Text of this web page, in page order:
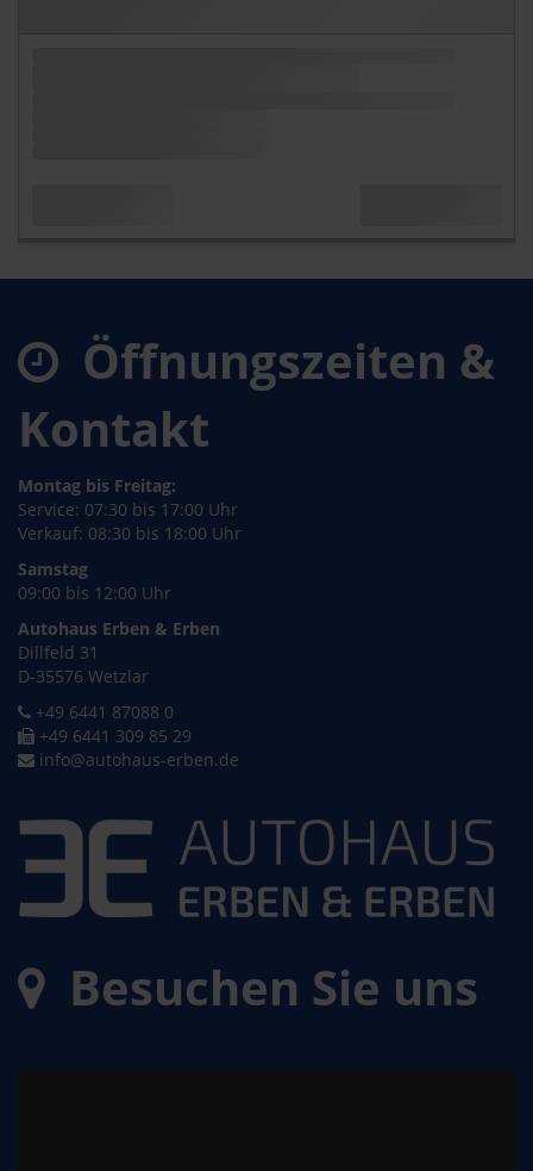
Öffnungszeiten &
Kontakt
Montag bis Freitag:
Service: 07:30 bis 17:00 Uhr
Verkauf: 08:30 bis 18:00 Uhr
Samstag
09:00 bis 12:00 Uhr
Autohaus Erben & Erben
Dillfeld 31
D-35576 Wetzlar
+49 6441 87088 0
+49 6441 309 85 29
info@autohaus-erben.de
Besuchen Sie uns